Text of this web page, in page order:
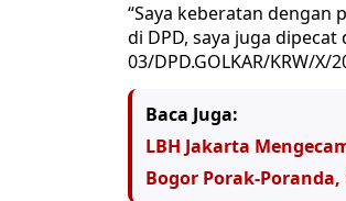
“Saya keberatan dengan
di DPD, saya juga
03/DPD.GOLKAR/KRW/
Baca Juga:
LBH Jakarta
Bogor Porak-